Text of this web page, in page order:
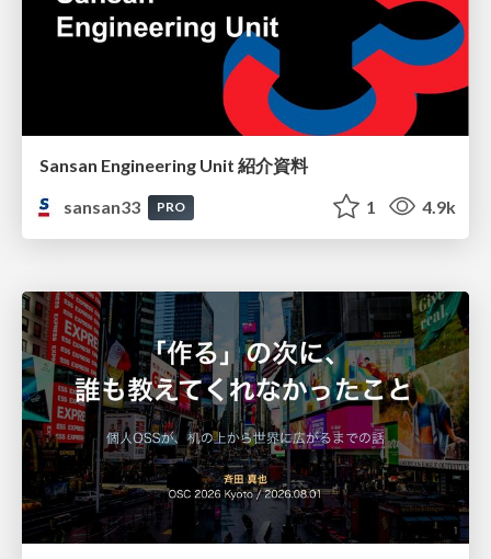
Sansan Engineering Unit 紹介資料
sansan33
PRO 1 4.9k